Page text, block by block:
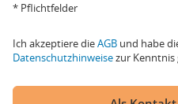
* Pflichtfelder
Ich akzeptiere dieAGB und habe
Datenschutzhinweisezur